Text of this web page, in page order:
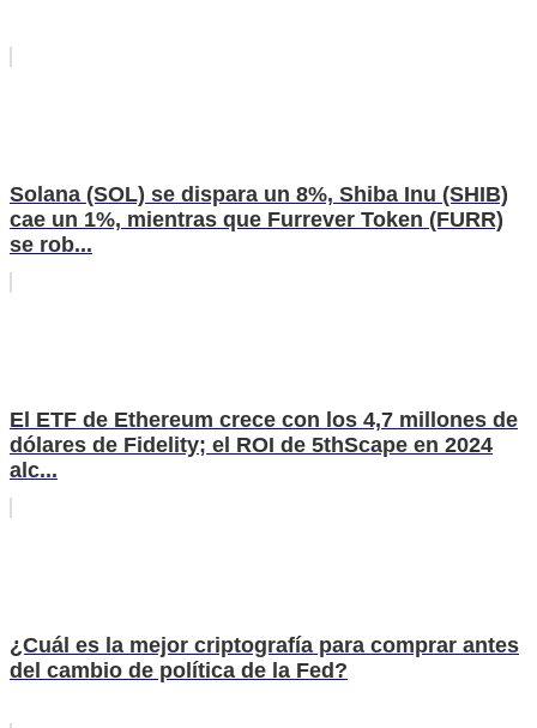
Solana (SOL) se dispara un 8%, Shiba Inu (SHIB)
cae un 1%, mientras que Furrever Token (FURR)
se rob...
El ETF de Ethereum crece con los 4,7 millones de
dólares de Fidelity; el ROI de 5thScape en 2024
alc...
¿Cuál es la mejor criptografía para comprar antes
del cambio de política de la Fed?